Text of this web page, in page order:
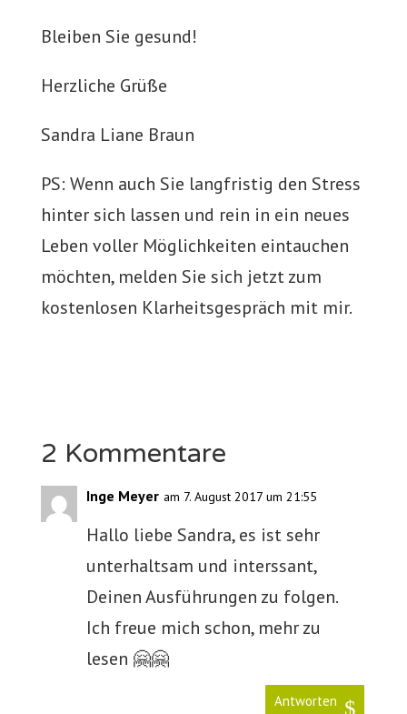
Bleiben Sie gesund!
Herzliche Grüße
Sandra Liane Braun
PS: Wenn auch Sie langfristig den Stress
hinter sich lassen und rein in ein neues
Leben voller Möglichkeiten eintauchen
möchten, melden Sie sich jetzt zum
kostenlosen Klarheitsgespräch mit mir.
2 Kommentare
Inge Meyer am 7. August 2017 um 21:55
Hallo liebe Sandra, es ist sehr
unterhaltsam und interssant,
Deinen Ausführungen zu folgen.
Ich freue mich schon, mehr zu
lesen 🤗🤗
Antworten